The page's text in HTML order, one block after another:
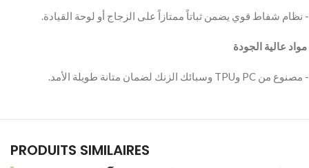
‫ مواد عالية الجودة
PRODUITS SIMILAIRES